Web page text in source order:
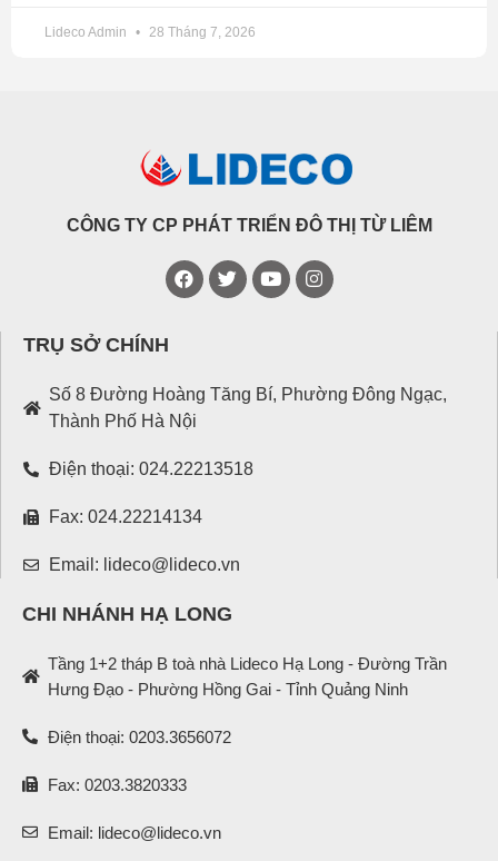
Lideco Admin 28 Tháng 7, 2026
CÔNG TY CP PHÁT TRIỂN ĐÔ THỊ TỪ LIÊM
TRỤ SỞ CHÍNH
Số 8 Đường Hoàng Tăng Bí, Phường Đông Ngạc,
Thành Phố Hà Nội
Điện thoại: 024.22213518
Fax: 024.22214134
Email: lideco@lideco.vn
CHI NHÁNH HẠ LONG
Tầng 1+2 tháp B toà nhà Lideco Hạ Long - Đường Trần
Hưng Đạo - Phường Hồng Gai - Tỉnh Quảng Ninh
Điện thoại: 0203.3656072
Fax: 0203.3820333
Email: lideco@lideco.vn